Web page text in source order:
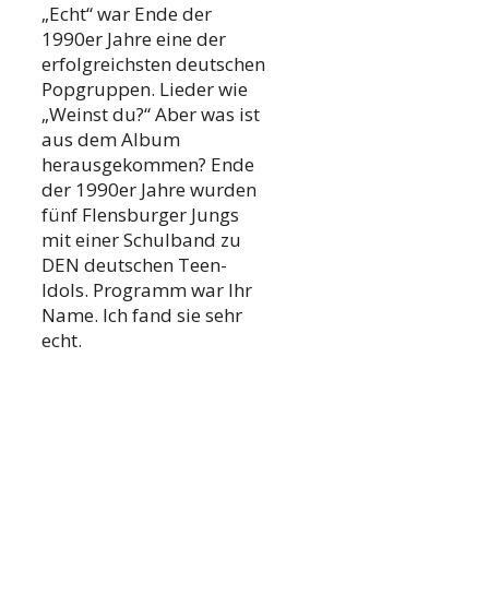
„Echt“ war Ende der
1990er Jahre eine der
erfolgreichsten deutschen
Popgruppen. Lieder wie
„Weinst du?“ Aber was ist
aus dem Album
herausgekommen? Ende
der 1990er Jahre wurden
fünf Flensburger Jungs
mit einer Schulband zu
DEN deutschen Teen-
Idols. Programm war Ihr
Name. Ich fand sie sehr
echt.